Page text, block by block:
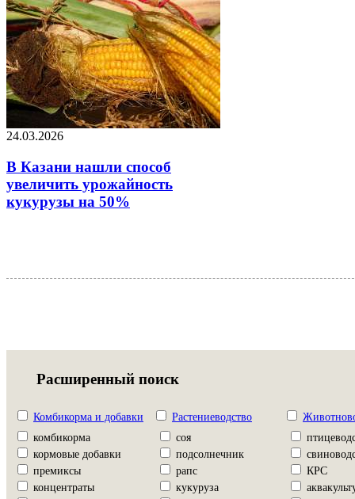
24.03.2026
В Казани нашли способ
увеличить урожайность
кукурузы на 50%
Расширенный поиск
Комбикорма и добавки Растениеводство
комбикорма
кормовые добавки
премиксы
концентраты
соя
подсолнечник
рапс
кукуруза
КРС